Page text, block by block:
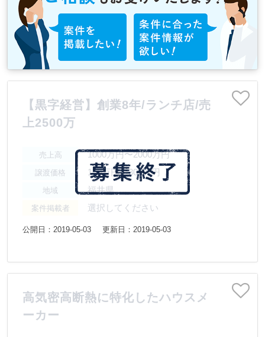
【黒字経営】創業8年/ランチ店/売
上2500万
売上高 1000万円〜2000万円
譲渡価格 100万円〜300万円
地域 福井県
案件掲載者 選択してください
公開日：2019-05-03 更新日：2019-05-03
高気密高断熱に特化したハウスメ
ーカー